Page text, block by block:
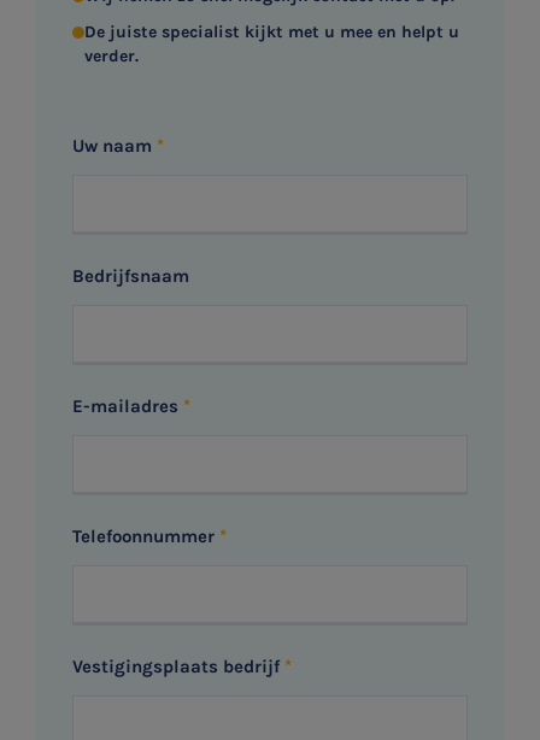
De juiste specialist kijkt met u mee en helpt u
verder.
Uw naam
Bedrijfsnaam
E-mailadres
Telefoonnummer
Vestigingsplaats bedrijf